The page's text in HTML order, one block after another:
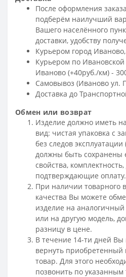
После оформления
подберём наилучший
Вашего населённого
доставки, удобству
Курьером город
Курьером по
Иваново (+40руб./км) -
Самовывоз (Иваново ул.
Доставка до
Обмен или возврат
Изделие должно иметь
вид: чистая упаковка с
без следов
должны быть сохранены
свойства,
подтверждающие оплату.
При наличии товарного
качества Вы можете
изделие на
или на другую модель,
разницу в цене.
В течение 14-ти дней
вернуть приобретенный
товар. Для этого
позвонить по